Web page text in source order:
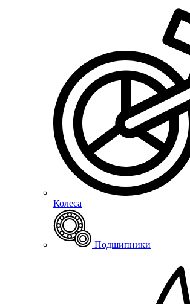
Колеса
Подшипники